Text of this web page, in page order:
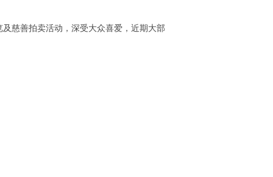
慈善拍卖活动，深受大众喜爱，近期大部